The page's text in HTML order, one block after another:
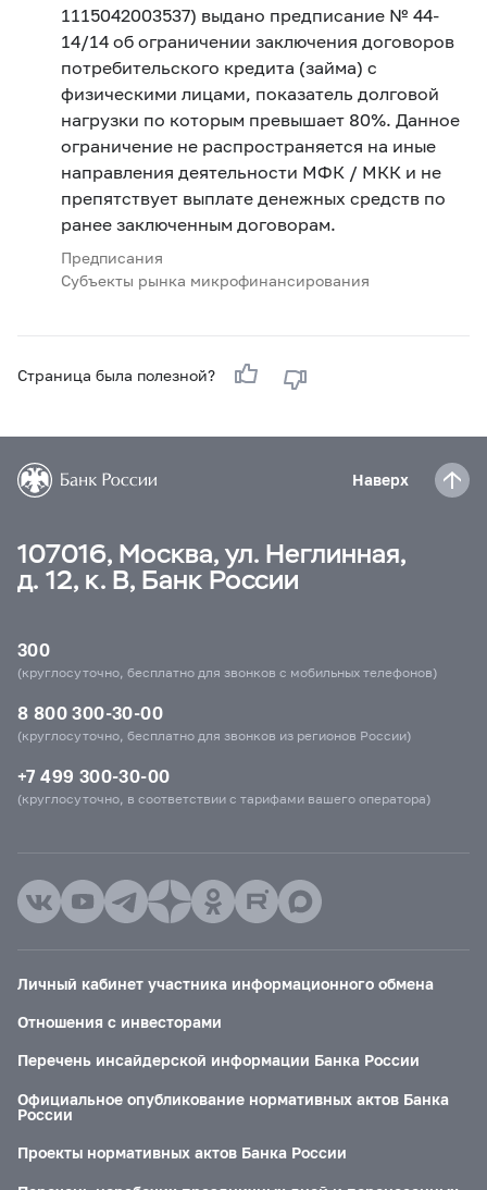
1115042003537) выдано предписание № 44-
14/14 об ограничении заключения договоров
потребительского кредита (займа) с
физическими лицами, показатель долговой
нагрузки по которым превышает 80%. Данное
ограничение не распространяется на иные
направления деятельности МФК / МКК и не
препятствует выплате денежных средств по
ранее заключенным договорам.
Предписания
Субъекты рынка микрофинансирования
Страница была полезной?
Наверх
107016, Москва, ул. Неглинная,
д. 12, к. В, Банк России
300
(круглосуточно, бесплатно для звонков с мобильных телефонов)
8 800 300-30-00
(круглосуточно, бесплатно для звонков из регионов России)
+7 499 300-30-00
(круглосуточно, в соответствии с тарифами вашего оператора)
Личный кабинет участника информационного обмена
Отношения с инвесторами
Перечень инсайдерской информации Банка России
Официальное опубликование нормативных актов Банка
России
Проекты нормативных актов Банка России